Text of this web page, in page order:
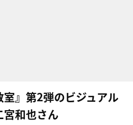
』第2弾のビジュアル
宮和也さん